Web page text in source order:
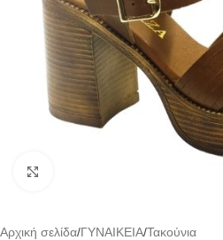
Αρχική σελίδα/ΓΥΝΑΙΚΕΙΑ/Τακούνια